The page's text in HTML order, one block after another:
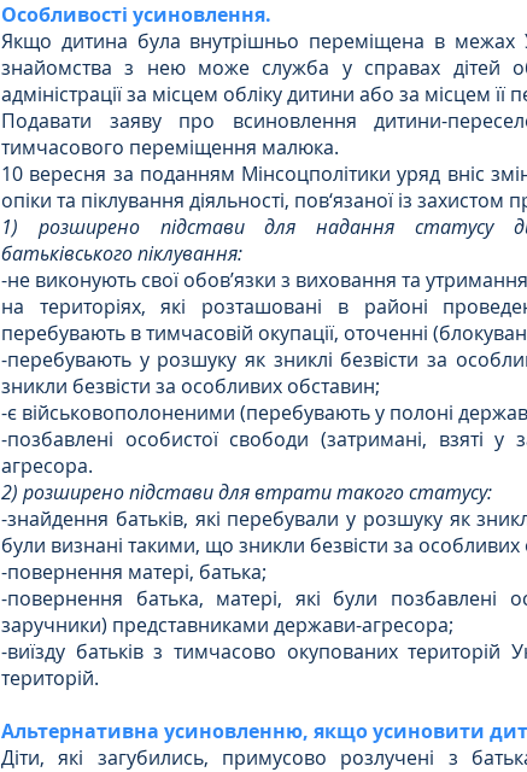
Особливості усиновлення.
Якщо дитина була внутрішньо переміщена в межах
знайомства з нею може служба у справах дітей
адміністрації за місцем обліку дитини або за місцем її
Подавати заяву про всиновлення дитини-
тимчасового переміщення малюка.
10 вересня за поданням Мінсоцполітики уряд вніс
опіки та піклування діяльності, пов‘язаної із
1) розширено підстави для надання статусу
батьківського піклування:
-не виконують свої обов’язки з виховання та
на територіях, які розташовані в районі
перебувають в тимчасовій окупації, оточенні
-перебувають у розшуку як зниклі безвісти за
зникли безвісти за особливих обставин;
-є військовополоненими (перебувають у полоні
-позбавлені особистої свободи (затримані, взяті
агресора.
2) розширено підстави для втрати такого статусу:
-знайдення батьків, які перебували у розшуку як
були визнані такими, що зникли безвісти за особливих
-повернення матері, батька;
-повернення батька, матері, які були позбавлені
заручники) представниками держави-агресора;
-виїзду батьків з тимчасово окупованих територій
територій.
Альтернативна усиновленню, якщо усиновити
Діти, які загубились, примусово розлучені з